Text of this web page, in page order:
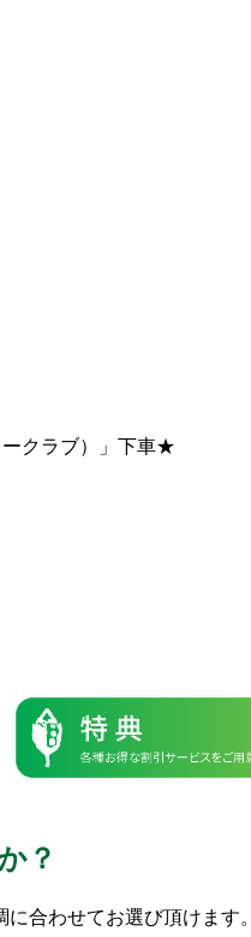
ークラブ）」下車★
？
合わせてお選び頂けます。